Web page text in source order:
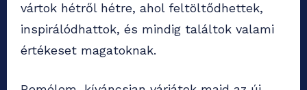
vártok hétről hétre, ahol feltöltődhettek,
inspirálódhattok, és mindig találtok valami
értékeset magatoknak.